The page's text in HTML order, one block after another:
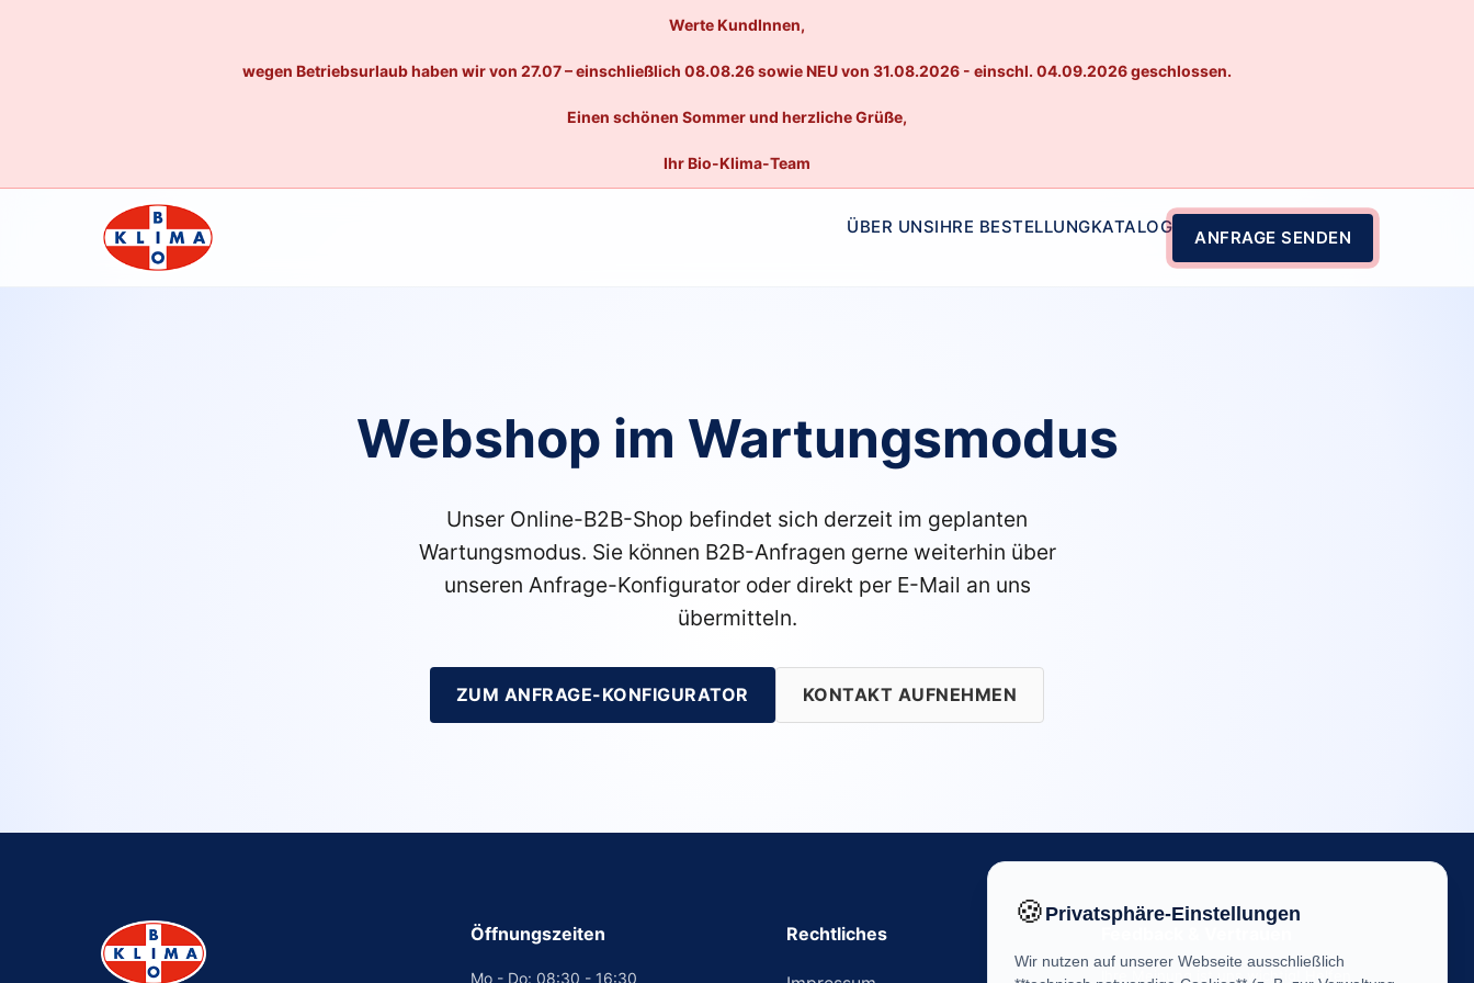
Werte KundInnen,
wegen Betriebsurlaub haben wir von 27.07 – einschließlich 08.08.26 sowie NEU von 31.08.2026 - einschl. 04.09.2026 geschlossen.
Einen schönen Sommer und herzliche Grüße,
Ihr Bio-Klima-Team
ÜBER UNSIHRE BESTELLUNGKATALOG
ANFRAGE SENDEN
Webshop im Wartungsmodus
Unser Online-B2B-Shop befindet sich derzeit im geplanten
Wartungsmodus. Sie können B2B-Anfragen gerne weiterhin über
unseren Anfrage-Konfigurator oder direkt per E-Mail an uns
übermitteln.
ZUM ANFRAGE-KONFIGURATOR KONTAKT AUFNEHMEN
Öffnungszeiten
Mo - Do: 08:30 - 16:30
Rechtliches
Ihre Meinung ist uns wichtig! Helfen
🍪Privatsphäre-Einstellungen
Wir nutzen auf unserer Webseite ausschließlich